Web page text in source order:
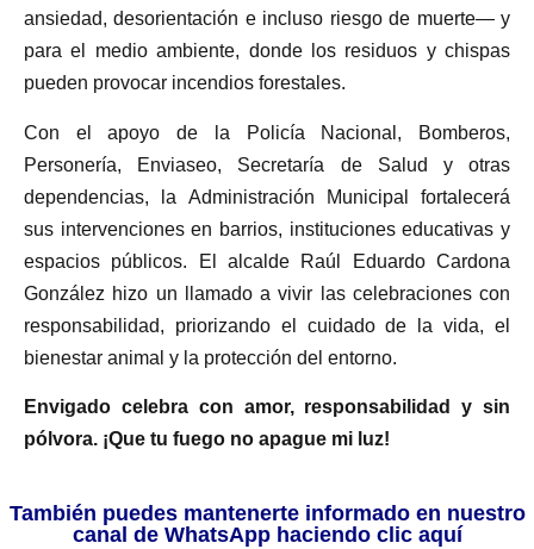
ansiedad, desorientación e incluso riesgo de muerte— y
para el medio ambiente, donde los residuos y chispas
pueden provocar incendios forestales.
Con el apoyo de la Policía Nacional, Bomberos,
Personería, Enviaseo, Secretaría de Salud y otras
dependencias, la Administración Municipal fortalecerá
sus intervenciones en barrios, instituciones educativas y
espacios públicos. El alcalde Raúl Eduardo Cardona
González hizo un llamado a vivir las celebraciones con
responsabilidad, priorizando el cuidado de la vida, el
bienestar animal y la protección del entorno.
Envigado celebra con amor, responsabilidad y sin
pólvora. ¡Que tu fuego no apague mi luz!
También puedes mantenerte informado en nuestro
canal de WhatsApp haciendo clic aquí